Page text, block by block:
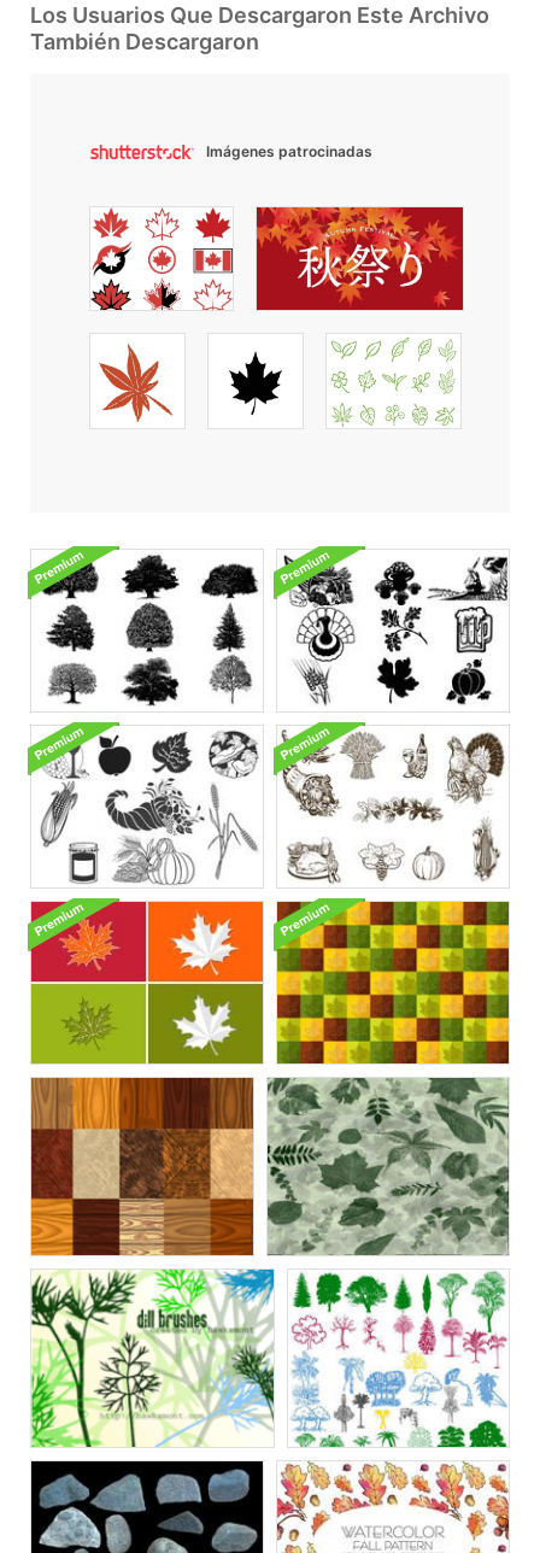
Los Usuarios Que Descargaron Este Archivo
También Descargaron
Imágenes patrocinadas